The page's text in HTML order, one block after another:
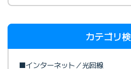
カテゴリ
■インターネット／光回線